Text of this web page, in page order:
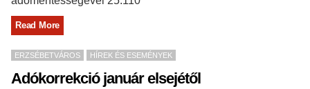
Read More
ERZSÉBETVÁROS HÍREK ÉS ESEMÉNYEK
Adókorrekció január elsejétől